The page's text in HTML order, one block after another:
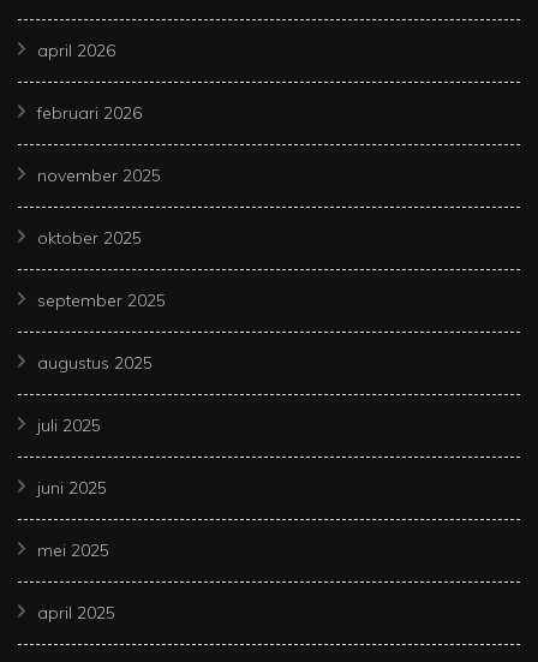
april 2026
februari 2026
november 2025
oktober 2025
september 2025
augustus 2025
juli 2025
juni 2025
mei 2025
april 2025